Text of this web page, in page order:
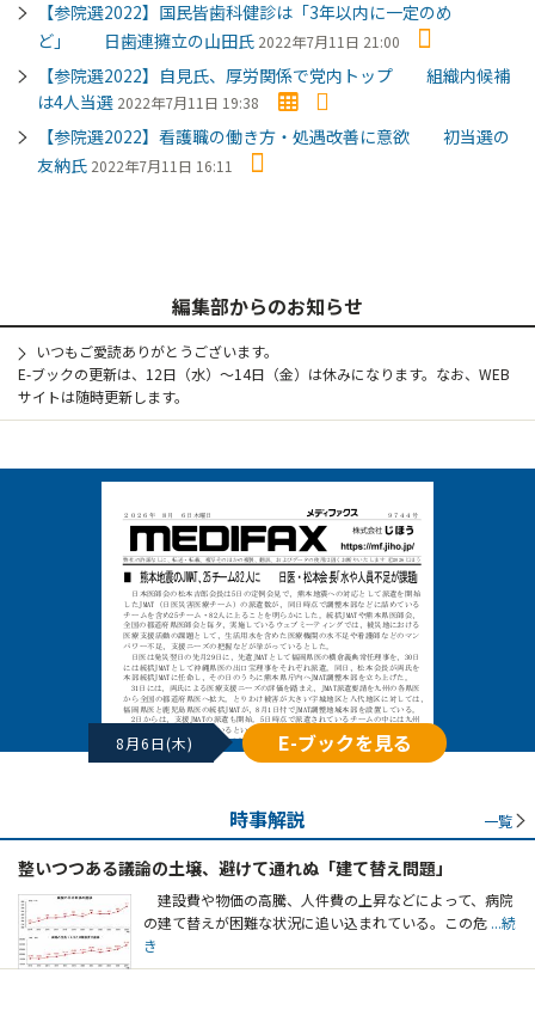
【参院選2022】国民皆歯科健診は「3年以内に一定のめ
ど」 日歯連擁立の山田氏 2022年7月11日 21:00
【参院選2022】自見氏、厚労関係で党内トップ 組織内候補
は4人当選 2022年7月11日 19:38
【参院選2022】看護職の働き方・処遇改善に意欲 初当選の
友納氏 2022年7月11日 16:11
編集部からのお知らせ
いつもご愛読ありがとうございます。
E-ブックの更新は、12日（水）～14日（金）は休みになります。なお、WEB
サイトは随時更新します。
8月6日(木) E-ブックを見る
時事解説 一覧
整いつつある議論の土壌、避けて通れぬ「建て替え問題」
建設費や物価の高騰、人件費の上昇などによって、病院
の建て替えが困難な状況に追い込まれている。この危 ...続
き